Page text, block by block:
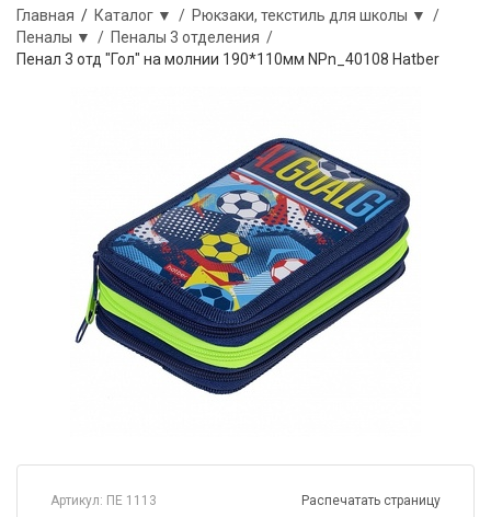
Главная / Каталог ▼ / Рюкзаки, текстиль для школы ▼ /
Пеналы ▼ / Пеналы 3 отделения /
Пенал 3 отд "Гол" на молнии 190*110мм NPn_40108 Hatber
Распечатать страницу
Артикул: ПЕ 1113